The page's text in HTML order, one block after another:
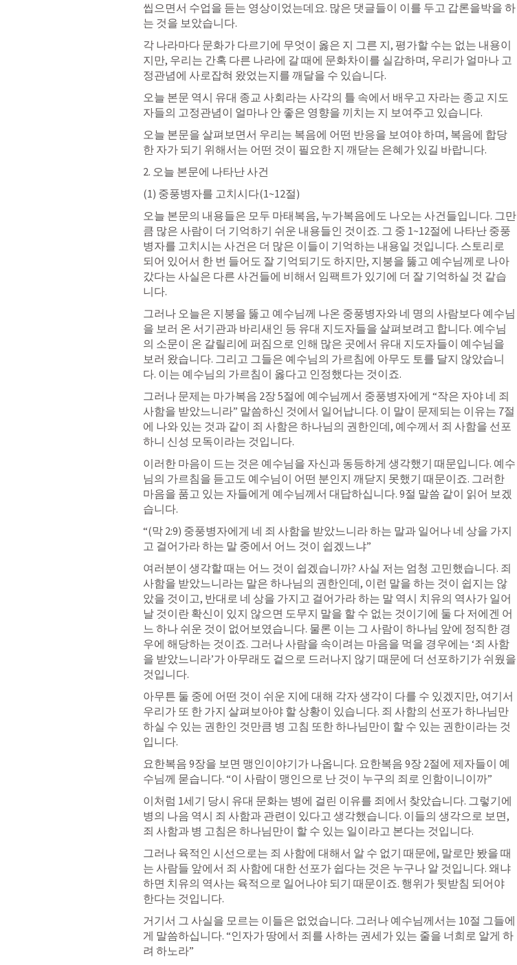
씹으면서 수업을 듣는 영상이었는데요. 많은 댓글들이 이를 두고 갑론을박을 하
는 것을 보았습니다.
각 나라마다 문화가 다르기에 무엇이 옳은 지 그른 지, 평가할 수는 없는 내용이
지만, 우리는 간혹 다른 나라에 갈 때에 문화차이를 실감하며, 우리가 얼마나 고
정관념에 사로잡혀 왔었는지를 깨달을 수 있습니다.
오늘 본문 역시 유대 종교 사회라는 사각의 틀 속에서 배우고 자라는 종교 지도
자들의 고정관념이 얼마나 안 좋은 영향을 끼치는 지 보여주고 있습니다.
오늘 본문을 살펴보면서 우리는 복음에 어떤 반응을 보여야 하며, 복음에 합당
한 자가 되기 위해서는 어떤 것이 필요한 지 깨닫는 은혜가 있길 바랍니다.
2. 오늘 본문에 나타난 사건
(1) 중풍병자를 고치시다(1~12절)
오늘 본문의 내용들은 모두 마태복음, 누가복음에도 나오는 사건들입니다. 그만
큼 많은 사람이 더 기억하기 쉬운 내용들인 것이죠. 그 중 1~12절에 나타난 중풍
병자를 고치시는 사건은 더 많은 이들이 기억하는 내용일 것입니다. 스토리로
되어 있어서 한 번 들어도 잘 기억되기도 하지만, 지붕을 뚫고 예수님께로 나아
갔다는 사실은 다른 사건들에 비해서 임팩트가 있기에 더 잘 기억하실 것 같습
니다.
그러나 오늘은 지붕을 뚫고 예수님께 나온 중풍병자와 네 명의 사람보다 예수님
을 보러 온 서기관과 바리새인 등 유대 지도자들을 살펴보려고 합니다. 예수님
의 소문이 온 갈릴리에 퍼짐으로 인해 많은 곳에서 유대 지도자들이 예수님을
보러 왔습니다. 그리고 그들은 예수님의 가르침에 아무도 토를 달지 않았습니
다. 이는 예수님의 가르침이 옳다고 인정했다는 것이죠.
그러나 문제는 마가복음 2장 5절에 예수님께서 중풍병자에게 “작은 자야 네 죄
사함을 받았느니라” 말씀하신 것에서 일어납니다. 이 말이 문제되는 이유는 7절
에 나와 있는 것과 같이 죄 사함은 하나님의 권한인데, 예수께서 죄 사함을 선포
하니 신성 모독이라는 것입니다.
이러한 마음이 드는 것은 예수님을 자신과 동등하게 생각했기 때문입니다. 예수
님의 가르침을 듣고도 예수님이 어떤 분인지 깨닫지 못했기 때문이죠. 그러한
마음을 품고 있는 자들에게 예수님께서 대답하십니다. 9절 말씀 같이 읽어 보겠
습니다.
“(막 2:9) 중풍병자에게 네 죄 사함을 받았느니라 하는 말과 일어나 네 상을 가지
고 걸어가라 하는 말 중에서 어느 것이 쉽겠느냐”
여러분이 생각할 때는 어느 것이 쉽겠습니까? 사실 저는 엄청 고민했습니다. 죄
사함을 받았느니라는 말은 하나님의 권한인데, 이런 말을 하는 것이 쉽지는 않
았을 것이고, 반대로 네 상을 가지고 걸어가라 하는 말 역시 치유의 역사가 일어
날 것이란 확신이 있지 않으면 도무지 말을 할 수 없는 것이기에 둘 다 저에겐 어
느 하나 쉬운 것이 없어보였습니다. 물론 이는 그 사람이 하나님 앞에 정직한 경
우에 해당하는 것이죠. 그러나 사람을 속이려는 마음을 먹을 경우에는 ‘죄 사함
을 받았느니라’가 아무래도 겉으로 드러나지 않기 때문에 더 선포하기가 쉬웠을
것입니다.
아무튼 둘 중에 어떤 것이 쉬운 지에 대해 각자 생각이 다를 수 있겠지만, 여기서
우리가 또 한 가지 살펴보아야 할 상황이 있습니다. 죄 사함의 선포가 하나님만
하실 수 있는 권한인 것만큼 병 고침 또한 하나님만이 할 수 있는 권한이라는 것
입니다.
요한복음 9장을 보면 맹인이야기가 나옵니다. 요한복음 9장 2절에 제자들이 예
수님께 묻습니다. “이 사람이 맹인으로 난 것이 누구의 죄로 인함이니이까”
이처럼 1세기 당시 유대 문화는 병에 걸린 이유를 죄에서 찾았습니다. 그렇기에
병의 나음 역시 죄 사함과 관련이 있다고 생각했습니다. 이들의 생각으로 보면,
죄 사함과 병 고침은 하나님만이 할 수 있는 일이라고 본다는 것입니다.
그러나 육적인 시선으로는 죄 사함에 대해서 알 수 없기 때문에, 말로만 봤을 때
는 사람들 앞에서 죄 사함에 대한 선포가 쉽다는 것은 누구나 알 것입니다. 왜냐
하면 치유의 역사는 육적으로 일어나야 되기 때문이죠. 행위가 뒷받침 되어야
한다는 것입니다.
거기서 그 사실을 모르는 이들은 없었습니다. 그러나 예수님께서는 10절 그들에
게 말씀하십니다. “인자가 땅에서 죄를 사하는 권세가 있는 줄을 너희로 알게 하
려 하노라”